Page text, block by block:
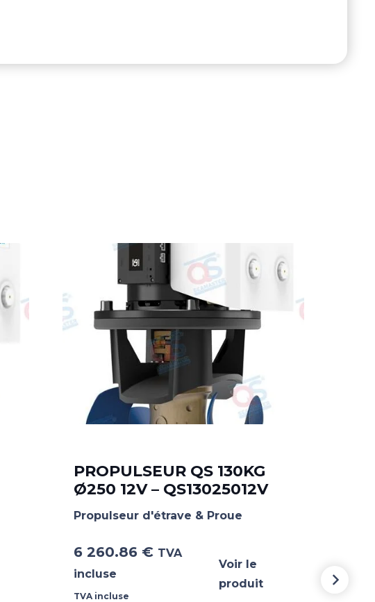
PROPULSEUR QS 130KG
Ø250 12V – QS13025012V
Propulseur d'étrave & Proue
6 260.86 € TVA
incluse
TVA incluse
Voir le
produit